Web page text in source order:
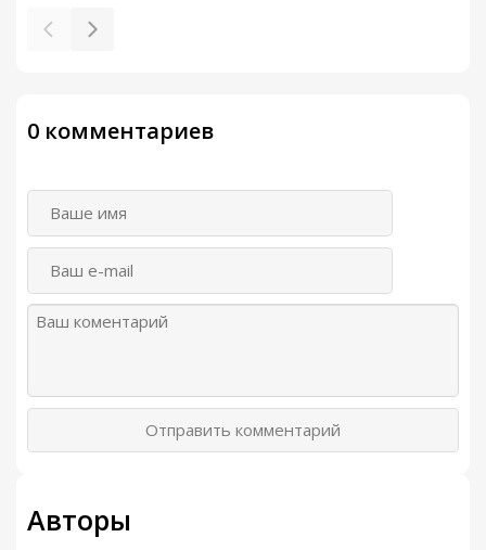
0 комментариев
Отправить комментарий
Авторы